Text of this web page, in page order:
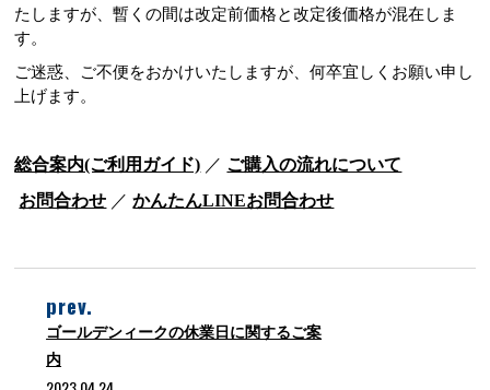
たしますが、暫くの間は改定前価格と改定後価格が混在しま
す。
ご迷惑、ご不便をおかけいたしますが、何卒宜しくお願い申し
上げます。
総合案内(ご利用ガイド) ／ ご購入の流れについて
お問合わせ ／かんたんLINEお問合わせ
prev.
ゴールデンィークの休業日に関するご案
内